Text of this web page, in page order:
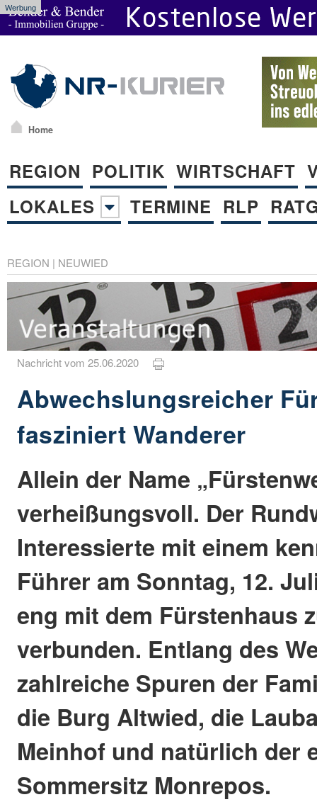
Werbung
Home
REGION POLITIK WIRTSCHAFT
LOKALES
TERMINE RLP
REGION | NEUWIED
Nachricht vom 25.06.2020
Abwechslungsreicher
fasziniert Wanderer
Allein der Name
verheißungsvoll. Der
Interessierte mit einem
Führer am Sonntag, 12.
eng mit dem Fürstenhaus
verbunden. Entlang des
zahlreiche Spuren der
die Burg Altwied, die
Meinhof und natürlich der
Sommersitz Monrepos.